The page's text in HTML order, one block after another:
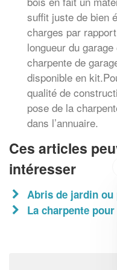
suffit juste de bien
charges par
longueur du
charpente de
disponible en
qualité de
pose de la
dans l’annuaire.
Ces articles
intéresser
Abris de jardin
La charpente
✕